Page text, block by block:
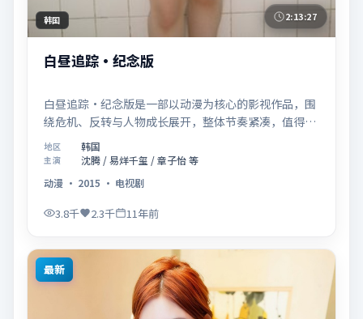
韩国 2:13:27
白昼追踪·纪念版
白昼追踪·纪念版是一部以动漫为核心的影视作品，围
绕危机、反转与人物成长展开，整体节奏紧凑，值得推
荐观看。
地区 韩国
主演
沈腾 / 易烊千玺 / 章子怡 等
动漫 · 2015 · 电视剧
3.8千 2.3千 11年前
最新